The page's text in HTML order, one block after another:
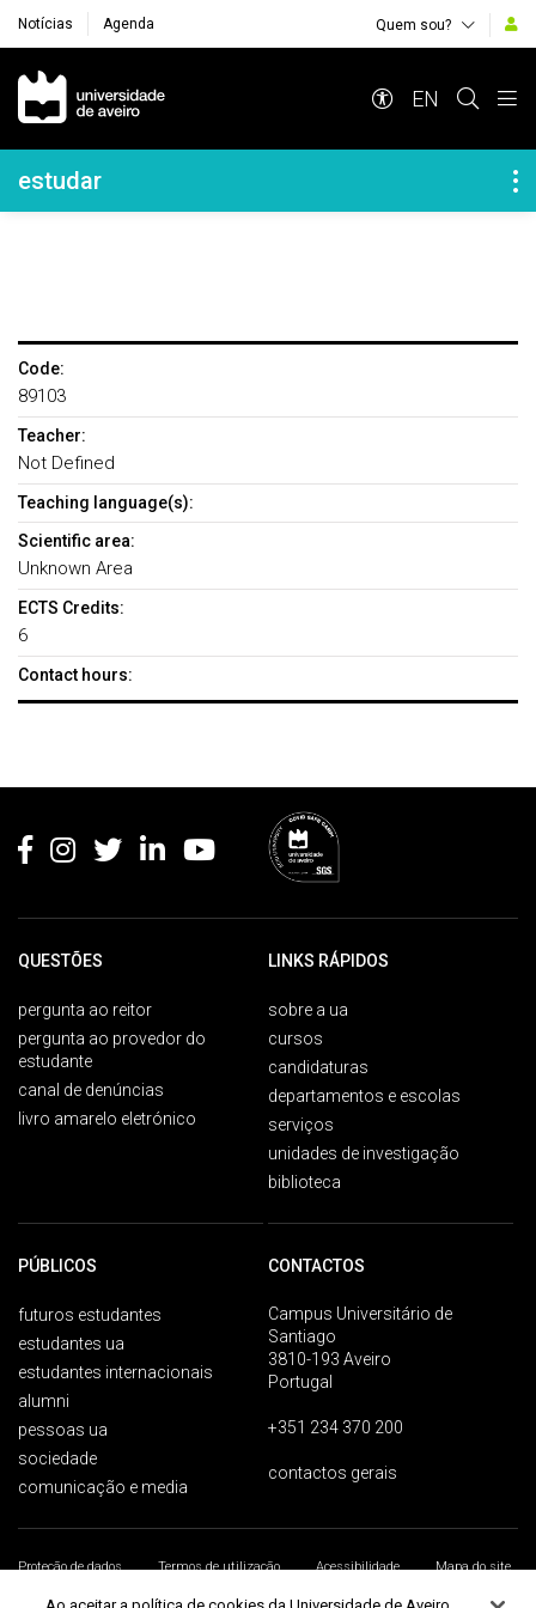
Notícias Agenda Quem sou?
Navegação Principal
EN
Navegação Lateral
estudar
Code:
89103
Teacher:
Not Defined
Teaching language(s):
Scientific area:
Unknown Area
ECTS Credits:
6
Contact hours:
QUESTÕES
pergunta ao reitor
pergunta ao provedor do
estudante
canal de denúncias
livro amarelo eletrónico
LINKS RÁPIDOS
sobre a ua
cursos
candidaturas
departamentos e escolas
serviços
unidades de investigação
biblioteca
PÚBLICOS
futuros estudantes
estudantes ua
estudantes internacionais
alumni
pessoas ua
sociedade
comunicação e media
CONTACTOS
Campus Universitário de
Santiago
3810-193 Aveiro
Portugal
+351 234 370 200
contactos gerais
Proteção de dados Termos de utilização Acessibilidade
Mapa do site
Universidade de Aveiro 2026